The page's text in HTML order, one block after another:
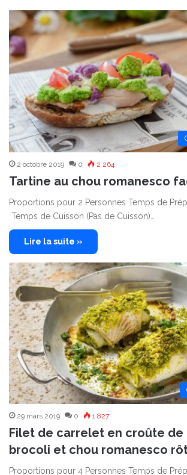
2 octobre 2019 0 2 264
Tartine au chou romanesco
Proportions pour 2 Personnes Temps de
Temps de Cuisson (Pas de Cuisson)…
Lire la suite »
29 mars 2019 0 1 827
Filet de carrelet en croûte de
brocoli et chou romanesco
Proportions pour 4 Personnes Temps de